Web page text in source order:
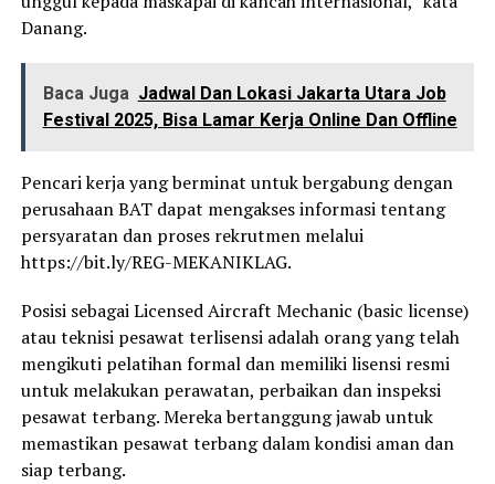
Danang.
Baca Juga Jadwal Dan Lokasi Jakarta Utara Job
Festival 2025, Bisa Lamar Kerja Online Dan Offline
Pencari kerja yang berminat untuk bergabung dengan
perusahaan BAT dapat mengakses informasi tentang
persyaratan dan proses rekrutmen melalui
https://bit.ly/REG-MEKANIKLAG.
Posisi sebagai Licensed Aircraft Mechanic (basic license)
atau teknisi pesawat terlisensi adalah orang yang telah
mengikuti pelatihan formal dan memiliki lisensi resmi
untuk melakukan perawatan, perbaikan dan inspeksi
pesawat terbang. Mereka bertanggung jawab untuk
memastikan pesawat terbang dalam kondisi aman dan
siap terbang.